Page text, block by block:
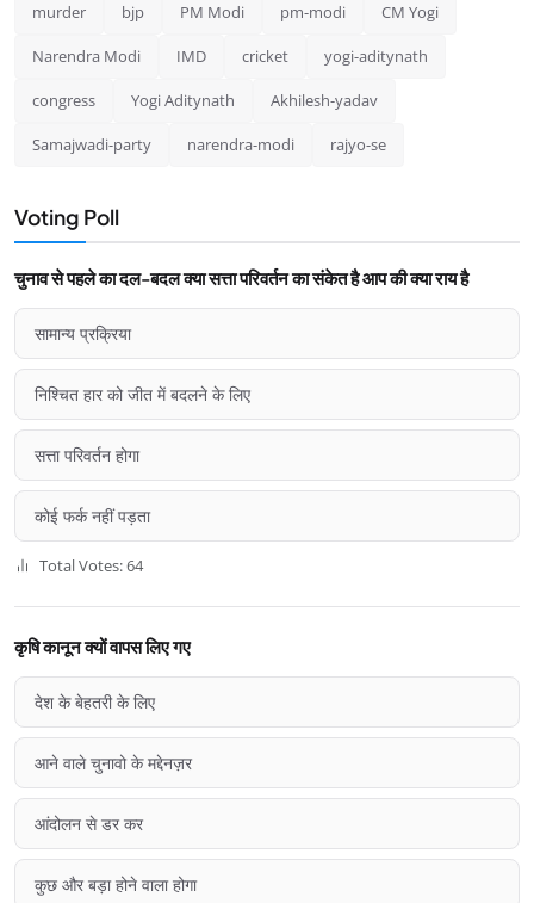
murder bjp PM Modi pm-modi CM Yogi
Narendra Modi IMD cricket yogi-aditynath
congress Yogi Aditynath Akhilesh-yadav
Samajwadi-party narendra-modi rajyo-se
Voting Poll
चुनाव से पहले का दल-बदल क्या सत्ता परिवर्तन का संकेत है आप की क्या राय है
सामान्य प्रक्रिया
निश्चित हार को जीत में बदलने के लिए
सत्ता परिवर्तन होगा
कोई फर्क नहीं पड़ता
Total Votes: 64
कृषि कानून क्यों वापस लिए गए
देश के बेहतरी के लिए
आने वाले चुनावो के मद्देनज़र
आंदोलन से डर कर
कुछ और बड़ा होने वाला होगा